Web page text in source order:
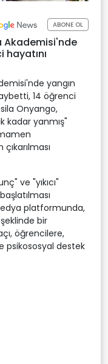
ABONE OL
Akademisi'nde
hayatını
yangın
14 öğrenci
Onyango,
kadar yanmış"
ve "yıkıcı"
platformunda,
bir
öğrencilere,
psikososyal destek